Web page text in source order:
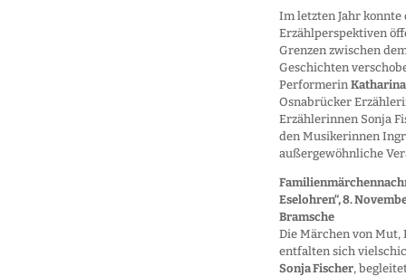
Im letzten Jahr konnte
Erzählperspektiven
Grenzen zwischen
Geschichten
Performerin
Osnabrücker
Erzählerinnen Sonja
den Musikerinnen
außergewöhnliche
Eselohren“, 8.
Bramsche
Die Märchen von Mut,
entfalten sich
Sonja Fischer,